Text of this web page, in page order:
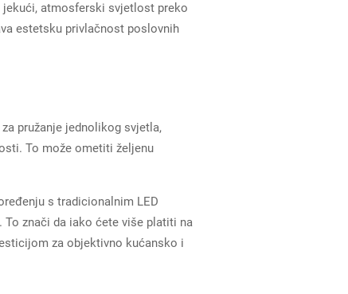
jekući, atmosferski svjetlost preko
estetsku privlačnost poslovnih
pružanje jednolikog svjetla,
To može ometiti željenu
s tradicionalnim LED
To znači da iako ćete više platiti na
za objektivno kućansko i